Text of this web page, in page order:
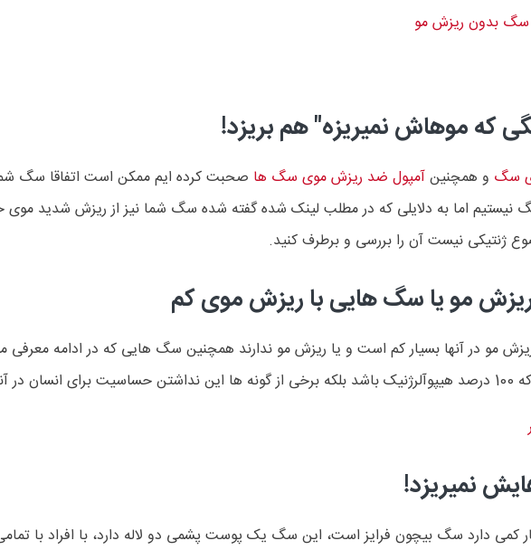
سگ بدون ریزش مو
که موهاش نمیریزه" هم بریزد!
سگ و همچنینآمپول ضد ریزش موی سگ ها صحبت کرده ایم ممکن است اتفاقا سگ
اما به دلایلی که در مطلب لینک شده گفته شده سگ شما نیز از ریزش شدید موی خود
ژنتیکی نیست آن را بررسی و برطرف کنید.
مو یا سگ هایی با ریزش موی کم
مو در آنها بسیار کم است و یا ریزش مو ندارند همچنین سگ هایی که در ادامه معرفی
است.
دارد سگ بیچون فرایز است، این سگ یک پوست پشمی دو لاله دارد، با افراد با تمامی